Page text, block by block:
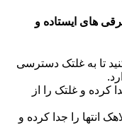
های ایستاده و
تا به غلتک دسترسی
کرده و غلتک را از
انتها را جدا کرده و